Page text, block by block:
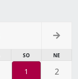
SO NE
1 2